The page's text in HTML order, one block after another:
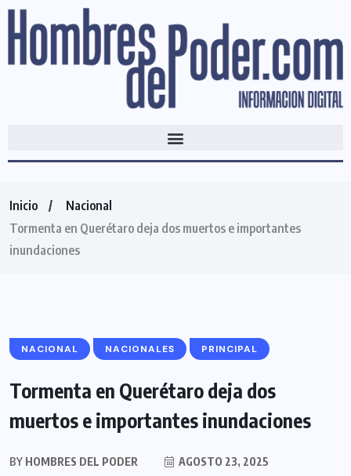
Inicio
Nacional
Tormenta en Querétaro deja dos muertos e importantes
inundaciones
NACIONAL NACIONALES PRINCIPAL
Tormenta en Querétaro deja dos
muertos e importantes inundaciones
BY HOMBRES DEL PODER
AGOSTO 23, 2025